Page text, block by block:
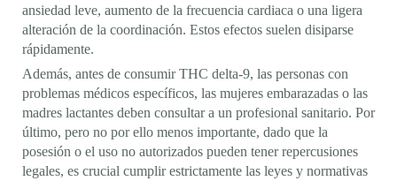
ansiedad leve, aumento de la frecuencia cardiaca o una ligera
alteración de la coordinación. Estos efectos suelen disiparse
rápidamente.
Además, antes de consumir THC delta-9, las personas con
problemas médicos específicos, las mujeres embarazadas o las
madres lactantes deben consultar a un profesional sanitario. Por
último, pero no por ello menos importante, dado que la
posesión o el uso no autorizados pueden tener repercusiones
legales, es crucial cumplir estrictamente las leyes y normativas